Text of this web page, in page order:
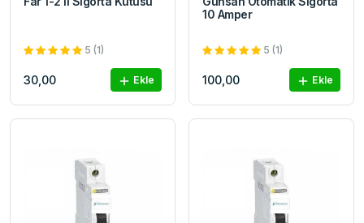
5 (1)
30,00 Ekle
10 Amper
5 (1)
100,00 Ekle